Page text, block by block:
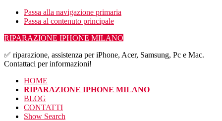
Passa alla navigazione primaria
Passa al contenuto principale
RIPARAZIONE IPHONE MILANO
✅ riparazione, assistenza per iPhone, Acer, Samsung, Pc e Mac.
Contattaci per informazioni!
HOME
RIPARAZIONE IPHONE MILANO
BLOG
CONTATTI
Show Search